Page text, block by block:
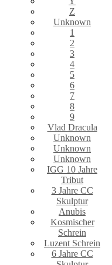
Z
Unknown
1
2
3
4
5
6
7
8
9
Vlad Dracula
Unknown
Unknown
Unknown
IGG 10 Jahre
Tribut
3 Jahre CC
Skulptur
Anubis
Kosmischer
Schrein
Luzent Schrein
6 Jahre CC